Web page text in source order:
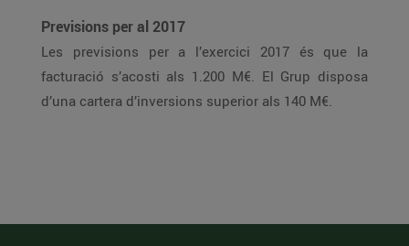
Previsions per al 2017
Les previsions per a l’exercici 2017 és que la
facturació s’acosti als 1.200 M€. El Grup disposa
d’una cartera d’inversions superior als 140 M€.